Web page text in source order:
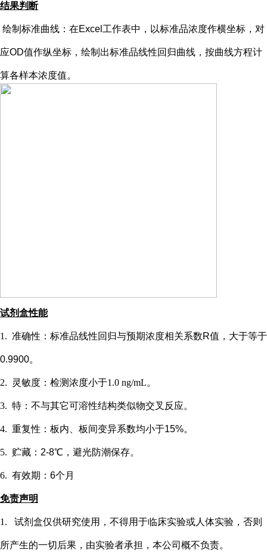
结果判断
绘制标准曲线：在Excel工作表中，以标准品浓度作横坐标，对
应OD值作纵坐标，绘制出标准品线性回归曲线，按曲线方程计
算各样本浓度值。
试剂盒性能
1. 准确性：标准品线性回归与预期浓度相关系数R值，大于等于
0.9900。
2. 灵敏度：检测浓度小于1.0 ng/mL。
3. 特：不与其它可溶性结构类似物交叉反应。
4. 重复性：板内、板间变异系数均小于15%。
5. 贮藏： 2-8℃，避光防潮保存。
6. 有效期： 6个月
免责声明
1. 试剂盒仅供研究使用，不得用于临床实验或人 体实验，否则
所产生的一切后果，由实验者承担，本公司概不负责。